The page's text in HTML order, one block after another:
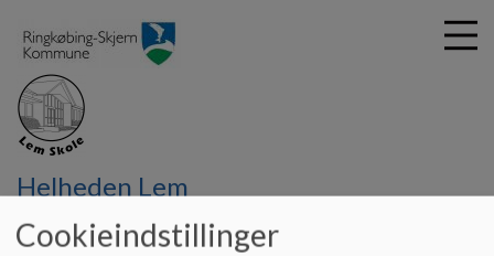
å Helheden Lem
Cookieindstillinger